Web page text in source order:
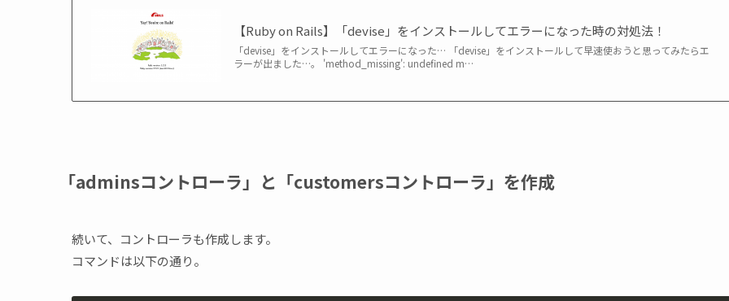
【Ruby on Rails】「devise」をインストールしてエラーになった時の対処法！
「devise」をインストールしてエラーになった… 「devise」をインストールして早速使おうと思ってみたらエ
ラーが出ました…。 'method_missing': undefined m…
「adminsコントローラ」と「customersコントローラ」を作成
続いて、コントローラも作成します。
コマンドは以下の通り。